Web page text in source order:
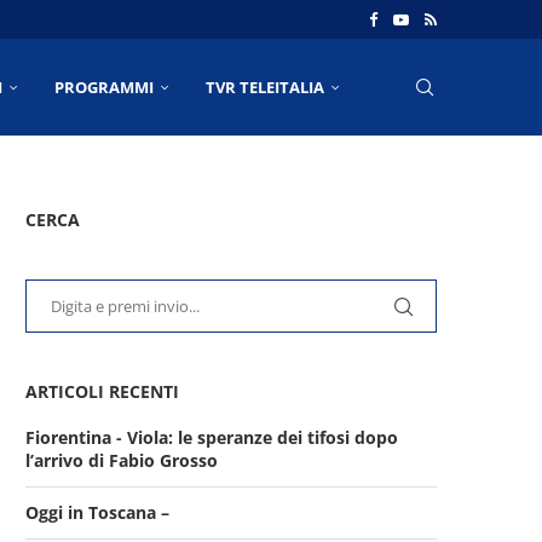
PROGRAMMI TVR TELEITALIA
CERCA
ARTICOLI RECENTI
Fiorentina - Viola: le speranze dei tifosi dopo
l’arrivo di Fabio Grosso
Oggi in Toscana –